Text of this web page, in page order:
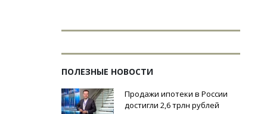
ПОЛЕЗНЫЕ НОВОСТИ
Продажи ипотеки в России
достигли 2,6 трлн рублей